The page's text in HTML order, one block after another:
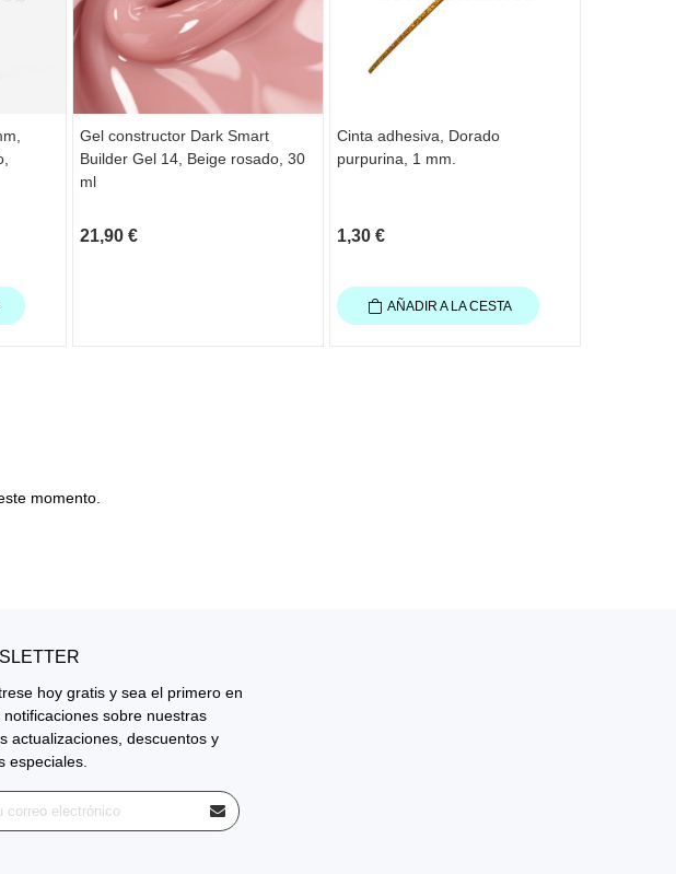
Gel constructor Dark Smart
Builder Gel 14, Beige rosado, 30
ml
21,90 €
Cinta adhesiva, Dorado
purpurina, 1 mm.
1,30 €
AÑADIR A LA CESTA
momento.
hoy gratis y sea el primero en
notificaciones sobre nuestras
actualizaciones, descuentos y
especiales.